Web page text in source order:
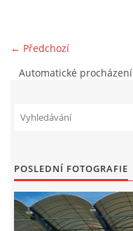
STARŠÍ PŘÍPRAVKA R
ARCHÍV
DOTACE
← Předchozí
Automatické
POSLEDNÍ FOTOGRAFIE